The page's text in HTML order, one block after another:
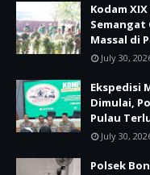
Kodam
Semangat
Massal di
July 30,
Ekspedisi
Dimulai,
Pulau
July 30,
Polsek